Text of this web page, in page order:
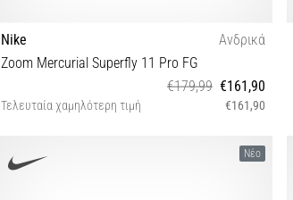
Nike
Ανδρικά
Zoom Mercurial Superfly 11 Pro FG
€179,99 €161,90
Τελευταία χαμηλότερη τιμή €161,90
Νέο